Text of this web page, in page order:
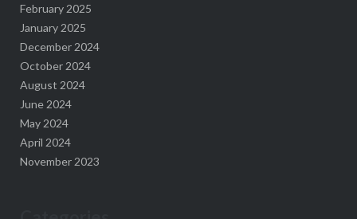
February 2025
January 2025
December 2024
October 2024
August 2024
June 2024
May 2024
April 2024
November 2023